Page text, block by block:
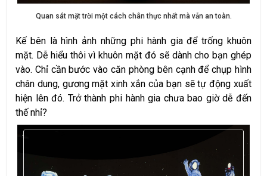
Quan sát mặt trời một cách chân thực nhất mà vẫn an toàn.
Kế bên là hình ảnh những phi hành gia để trống khuôn
mặt. Dễ hiểu thôi vì khuôn mặt đó sẽ dành cho bạn ghép
vào. Chỉ cần bước vào căn phòng bên cạnh để chụp hình
chân dung, gương mặt xinh xắn của bạn sẽ tự động xuất
hiện lên đó. Trở thành phi hành gia chưa bao giờ dễ đến
thế nhỉ?